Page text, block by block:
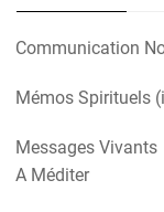
Communication
Mémos Spirituels
Messages Vivants
A Méditer